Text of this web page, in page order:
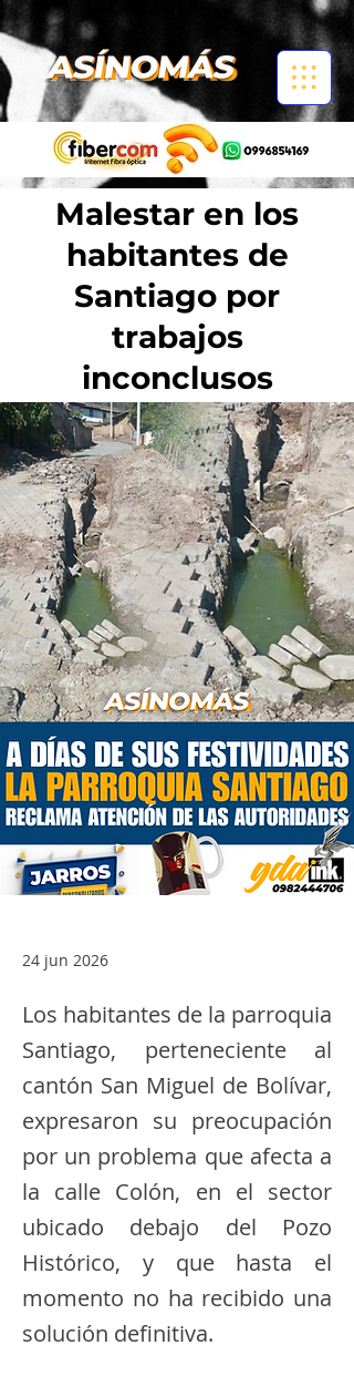
Malestar en los
habitantes de
Santiago por
trabajos
inconclusos
24 jun 2026
Los habitantes de la parroquia
Santiago, perteneciente al
cantón San Miguel de Bolívar,
expresaron su preocupación
por un problema que afecta a
la calle Colón, en el sector
ubicado debajo del Pozo
Histórico, y que hasta el
momento no ha recibido una
solución definitiva.